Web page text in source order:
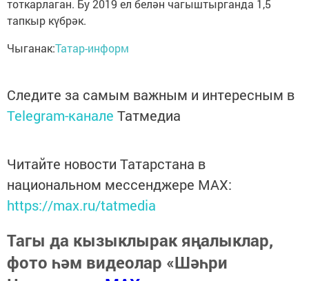
тоткарлаган. Бу 2019 ел белән чагыштырганда 1,5
тапкыр күбрәк.
Чыганак:Татар-информ
Следите за самым важным и интересным в
Telegram-канале Татмедиа
Читайте новости Татарстана в
национальном мессенджере MАХ:
https://max.ru/tatmedia
Тагы да кызыклырак яңалыклар,
фото һәм видеолар «Шәһри